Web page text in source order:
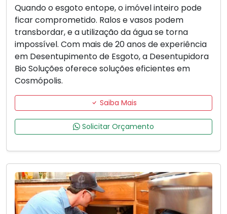
Quando o esgoto entope, o imóvel inteiro pode
ficar comprometido. Ralos e vasos podem
transbordar, e a utilização da água se torna
impossível. Com mais de 20 anos de experiência
em Desentupimento de Esgoto, a Desentupidora
Bio Soluções oferece soluções eficientes em
Cosmópolis.
Saiba Mais
Solicitar Orçamento